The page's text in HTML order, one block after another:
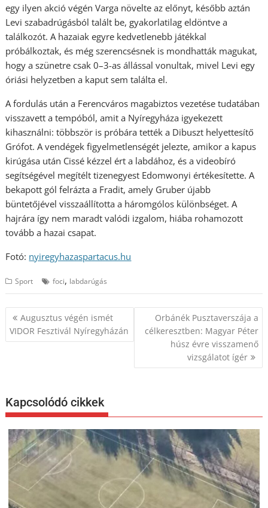
egy ilyen akció végén Varga növelte az előnyt, később aztán
Levi szabadrúgásból talált be, gyakorlatilag eldöntve a
találkozót. A hazaiak egyre kedvetlenebb játékkal
próbálkoztak, és még szerencsésnek is mondhatták magukat,
hogy a szünetre csak 0–3-as állással vonultak, mivel Levi egy
óriási helyzetben a kaput sem találta el.
A fordulás után a Ferencváros magabiztos vezetése tudatában
visszavett a tempóból, amit a Nyíregyháza igyekezett
kihasználni: többször is próbára tették a Dibuszt helyettesítő
Grófot. A vendégek figyelmetlenségét jelezte, amikor a kapus
kirúgása után Cissé kézzel ért a labdához, és a videobíró
segítségével megítélt tizenegyest Edomwonyi értékesítette. A
bekapott gól felrázta a Fradit, amely Gruber újabb
büntetőjével visszaállította a háromgólos különbséget. A
hajrára így nem maradt valódi izgalom, hiába rohamozott
tovább a hazai csapat.
Fotó: nyiregyhazaspartacus.hu
Sport foci, labdarúgás
Bejegyzés
navigáció
Augusztus végén ismét
VIDOR Fesztivál Nyíregyházán
Orbánék Pusztaverszája a
célkeresztben: Magyar Péter
húsz évre visszamenő
vizsgálatot ígér
Kapcsolódó cikkek